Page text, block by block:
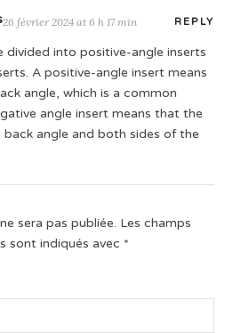
26 février 2024 at 6 h 17 min REPLY
divided into positive-angle inserts
A positive-angle insert means
angle, which is a common
angle insert means that the
angle and both sides of the
sera pas publiée. Les champs
sont indiqués avec *